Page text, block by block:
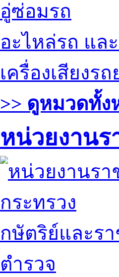
อู่ซ่อมรถ
อะไหล่รถ แล
เครื่องเสียงร
>> ดูหมวดทั้ง
หน่วยงานร
กระทรวง
กษัตริย์และร
ตำรวจ